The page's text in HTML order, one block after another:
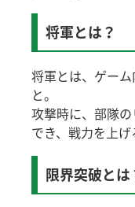
将軍とは？
将軍とは、ゲー
と。
攻撃時に、部隊
でき、戦力を上げ
限界突破とは